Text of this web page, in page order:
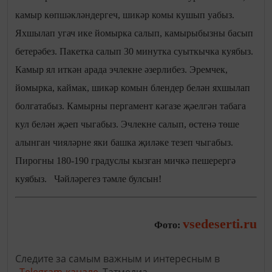
камыр көпшәкләндергеч, шикәр комы кушып уабыз.
Яхшылап угач ике йомырка салып, камырыбызны басып
бетерәбез. Пакетка салып 30 минутка суыткычка куябыз.
Камыр ял иткән арада эчлекне әзерлибез. Эремчек,
йомырка, каймак, шикәр комын блендер белән яхшылап
болгатабыз. Камырны пергамент кәгазе җәелгән табага
кул белән җәеп чыгабыз. Эчлекне салып, өстенә төше
алынган чияләрне яки башка җиләке тезеп чыгабыз.
Пирогны 180-190 градуслы кызган мичкә пешерергә
куябыз. Чәйләрегез тәмле булсын!
Фото: vsedeserti.ru
Следите за самым важным и интересным в